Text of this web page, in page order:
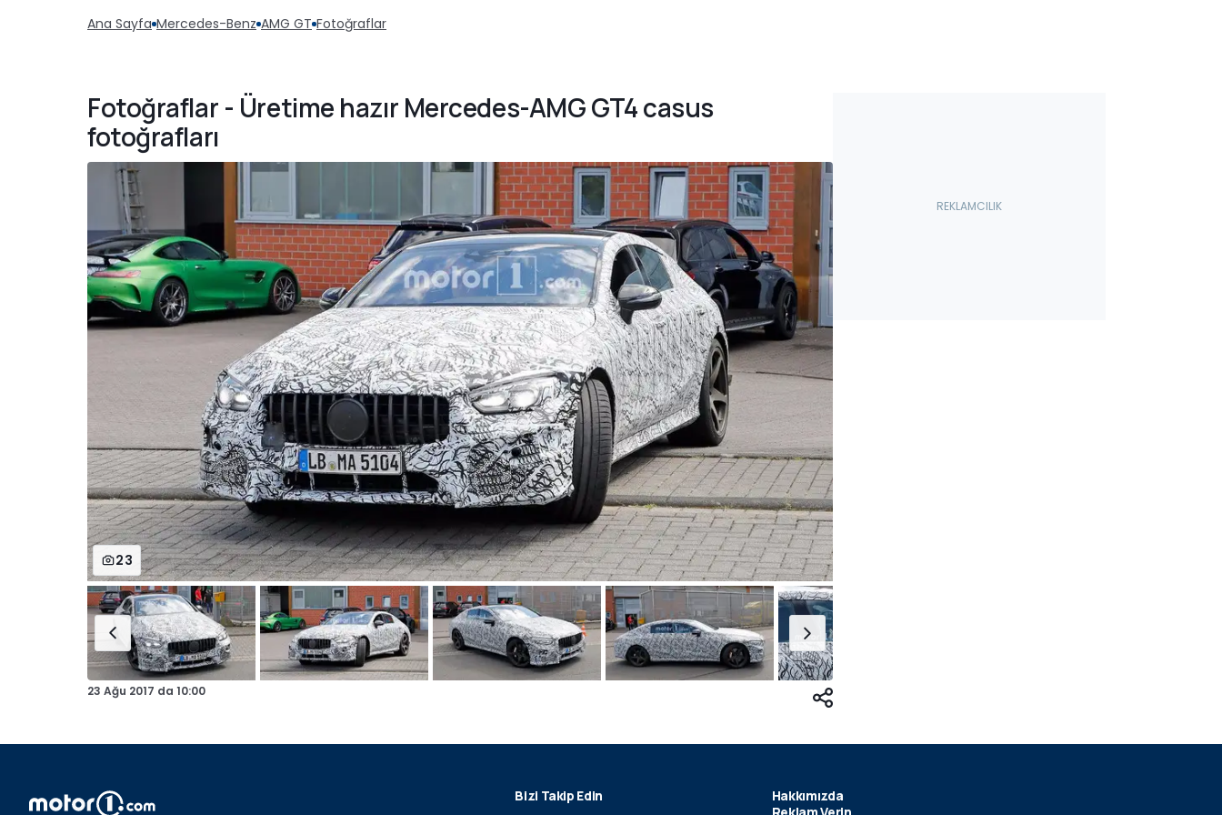
Ana Sayfa Mercedes-Benz AMG GT Fotoğraflar
Fotoğraflar - Üretime hazır Mercedes-AMG GT4 casus
fotoğrafları
23
23 Ağu 2017 da 10:00
Bizi Takip Edin
Hakkımızda